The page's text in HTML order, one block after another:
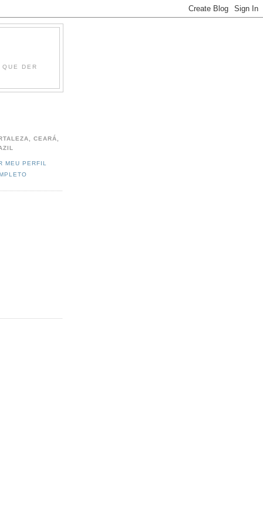
DER
CEARÁ,
MEU PERFIL